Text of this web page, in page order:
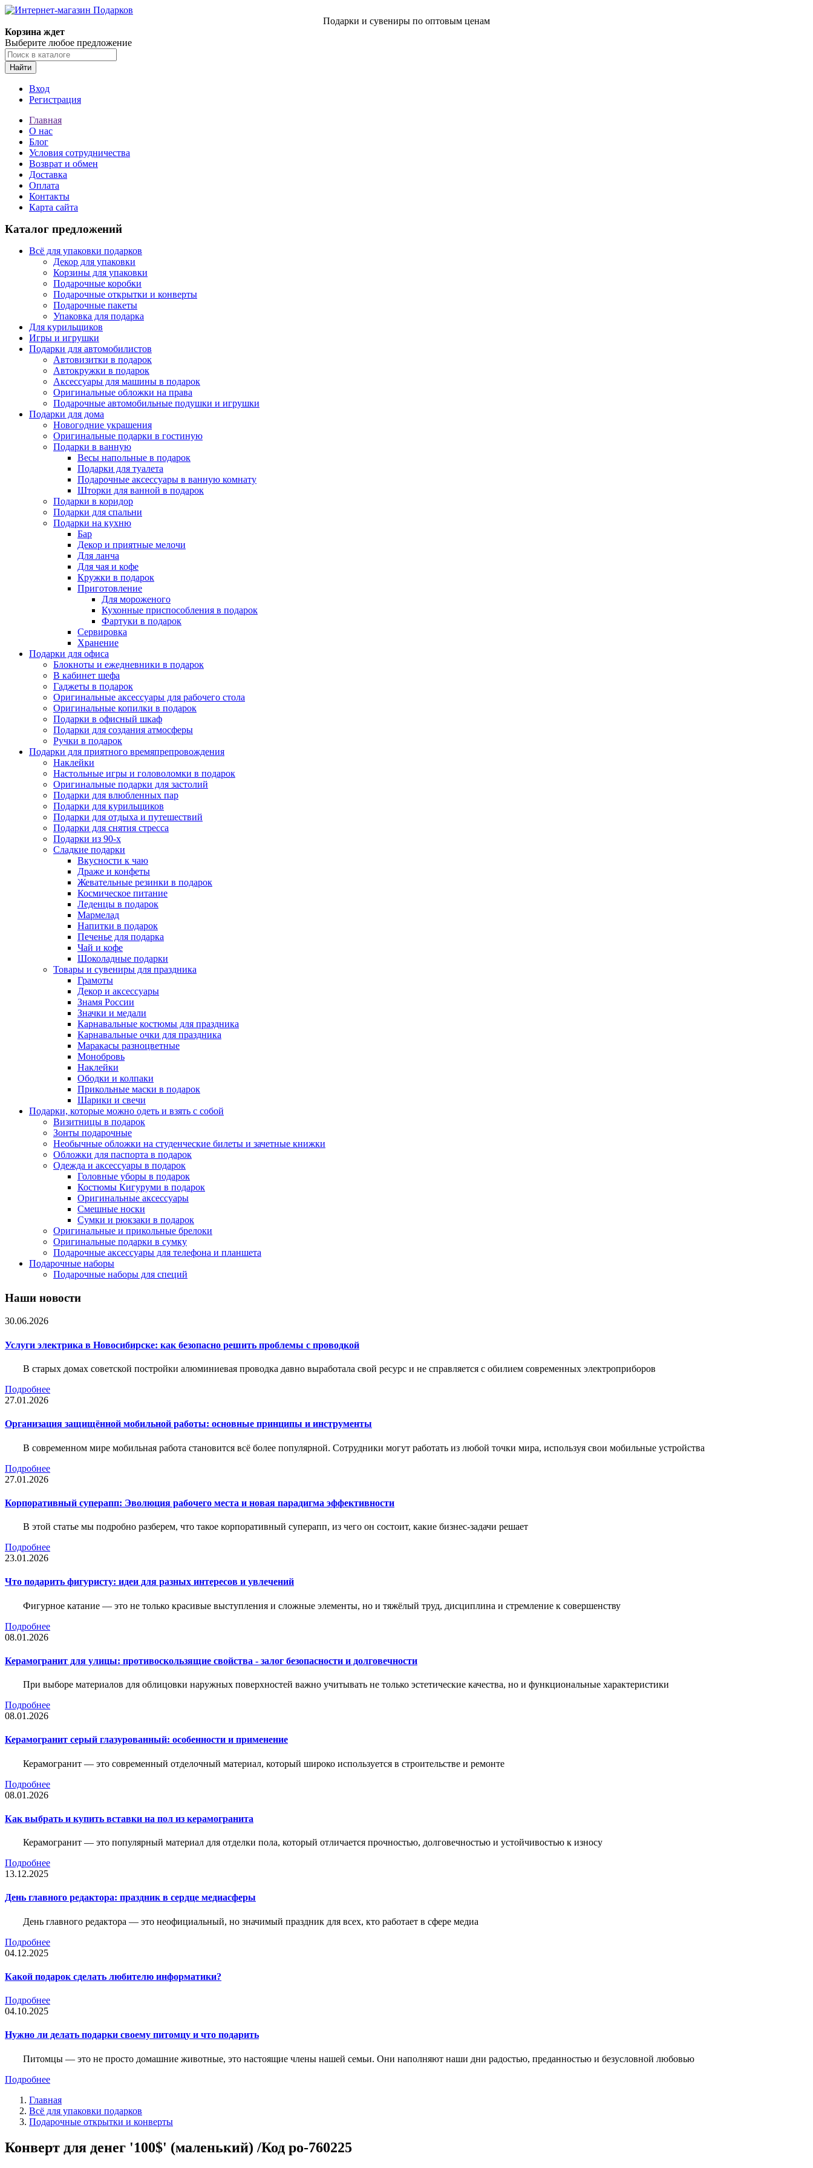
Подарки и сувениры по оптовым ценам
Корзина ждет
Выберите любое предложение
Найти
Вход
Регистрация
Главная
О нас
Блог
Условия сотрудничества
Возврат и обмен
Доставка
Оплата
Контакты
Карта сайта
Каталог предложений
Всё для упаковки подарков
Декор для упаковки
Корзины для упаковки
Подарочные коробки
Подарочные открытки и конверты
Подарочные пакеты
Упаковка для подарка
Для курильщиков
Игры и игрушки
Подарки для автомобилистов
Автовизитки в подарок
Автокружки в подарок
Аксессуары для машины в подарок
Оригинальные обложки на права
Подарочные автомобильные подушки и игрушки
Подарки для дома
Новогодние украшения
Оригинальные подарки в гостиную
Подарки в ванную
Весы напольные в подарок
Подарки для туалета
Подарочные аксессуары в ванную комнату
Шторки для ванной в подарок
Подарки в коридор
Подарки для спальни
Подарки на кухню
Бар
Декор и приятные мелочи
Для ланча
Для чая и кофе
Кружки в подарок
Приготовление
Для мороженого
Кухонные приспособления в подарок
Фартуки в подарок
Сервировка
Хранение
Подарки для офиса
Блокноты и ежедневники в подарок
В кабинет шефа
Гаджеты в подарок
Оригинальные аксессуары для рабочего стола
Оригинальные копилки в подарок
Подарки в офисный шкаф
Подарки для создания атмосферы
Ручки в подарок
Подарки для приятного времяпрепровождения
Наклейки
Настольные игры и головоломки в подарок
Оригинальные подарки для застолий
Подарки для влюбленных пар
Подарки для курильщиков
Подарки для отдыха и путешествий
Подарки для снятия стресса
Подарки из 90-х
Сладкие подарки
Вкусности к чаю
Драже и конфеты
Жевательные резинки в подарок
Космическое питание
Леденцы в подарок
Мармелад
Напитки в подарок
Печенье для подарка
Чай и кофе
Шоколадные подарки
Товары и сувениры для праздника
Грамоты
Декор и аксессуары
Знамя России
Значки и медали
Карнавальные костюмы для праздника
Карнавальные очки для праздника
Маракасы разноцветные
Монобровь
Наклейки
Ободки и колпаки
Прикольные маски в подарок
Шарики и свечи
Подарки, которые можно одеть и взять с собой
Визитницы в подарок
Зонты подарочные
Необычные обложки на студенческие билеты и зачетные книжки
Обложки для паспорта в подарок
Одежда и аксессуары в подарок
Головные уборы в подарок
Костюмы Кигуруми в подарок
Оригинальные аксессуары
Смешные носки
Сумки и рюкзаки в подарок
Оригинальные и прикольные брелоки
Оригинальные подарки в сумку
Подарочные аксессуары для телефона и планшета
Подарочные наборы
Подарочные наборы для специй
Наши новости
30.06.2026
Услуги электрика в Новосибирске: как безопасно решить проблемы с проводкой
В старых домах советской постройки алюминиевая проводка давно выработала свой ресурс и не справляется с обилием современных электроприборов
Подробнее
27.01.2026
Организация защищённой мобильной работы: основные принципы и инструменты
В современном мире мобильная работа становится всё более популярной. Сотрудники могут работать из любой точки мира, используя свои мобильные устройства
Подробнее
27.01.2026
Корпоративный суперапп: Эволюция рабочего места и новая парадигма эффективности
В этой статье мы подробно разберем, что такое корпоративный суперапп, из чего он состоит, какие бизнес-задачи решает
Подробнее
23.01.2026
Что подарить фигуристу: идеи для разных интересов и увлечений
Фигурное катание — это не только красивые выступления и сложные элементы, но и тяжёлый труд, дисциплина и стремление к совершенству
Подробнее
08.01.2026
Керамогранит для улицы: противоскользящие свойства - залог безопасности и долговечности
При выборе материалов для облицовки наружных поверхностей важно учитывать не только эстетические качества, но и функциональные характеристики
Подробнее
08.01.2026
Керамогранит серый глазурованный: особенности и применение
Керамогранит — это современный отделочный материал, который широко используется в строительстве и ремонте
Подробнее
08.01.2026
Как выбрать и купить вставки на пол из керамогранита
Керамогранит — это популярный материал для отделки пола, который отличается прочностью, долговечностью и устойчивостью к износу
Подробнее
13.12.2025
День главного редактора: праздник в сердце медиасферы
День главного редактора — это неофициальный, но значимый праздник для всех, кто работает в сфере медиа
Подробнее
04.12.2025
Какой подарок сделать любителю информатики?
Подробнее
04.10.2025
Нужно ли делать подарки своему питомцу и что подарить
Питомцы — это не просто домашние животные, это настоящие члены нашей семьи. Они наполняют наши дни радостью, преданностью и безусловной любовью
Подробнее
Главная
Всё для упаковки подарков
Подарочные открытки и конверты
Конверт для денег '100$' (маленький) /Код po-760225